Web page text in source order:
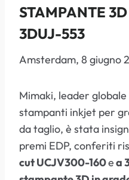
STAMPANTE
3DUJ-553
Amsterdam, 8 giugno
Mimaki, leader
stampanti inkjet per
da taglio, è stata
premi EDP, conferiti
cut UCJV300-160ea